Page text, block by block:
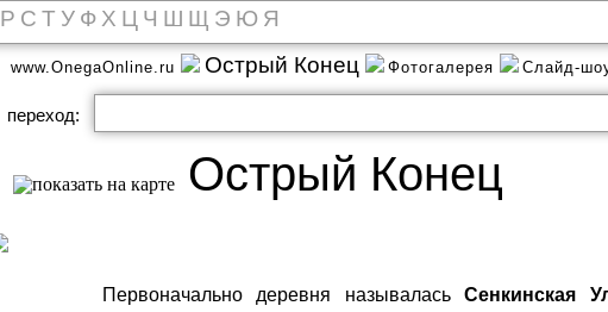
Р С Т У Ф Х Ц Ч Ш Щ Э Ю Я
www.OnegaOnline.ru Острый Конец Фотогалерея Слайд-
переход:
Острый Конец
Первоначально деревня называласьСенкинская